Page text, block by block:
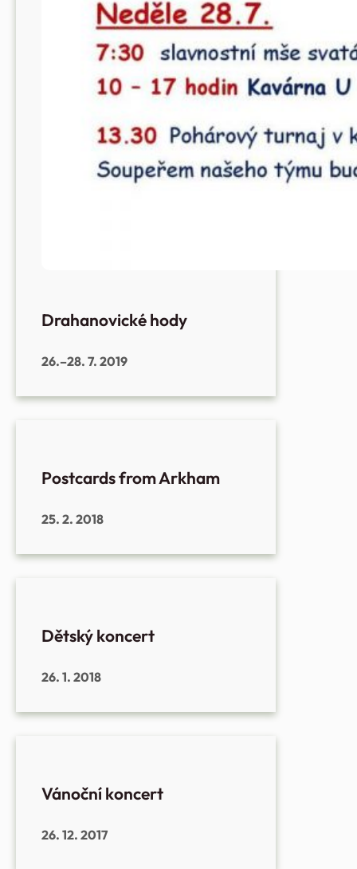
Drahanovické hody
26.–28. 7. 2019
Postcards from Arkham
25. 2. 2018
Dětský koncert
26. 1. 2018
Vánoční koncert
26. 12. 2017